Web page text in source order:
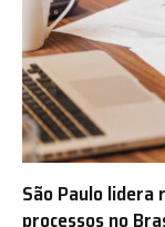
São Paulo
processos no